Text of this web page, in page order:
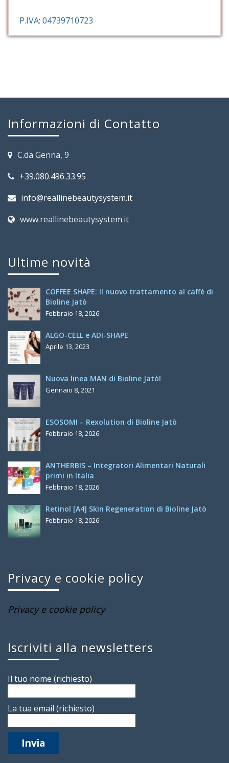
P.IVA: 04739710723
Informazioni di Contatto
C.da Genna, 9
+39.080.496.33.95
info@reallinebeautysystem.it
www.reallinebeautysystem.it
Ultime novità
COFFEE SHAPE: Il nuovo trattamento al caffè di
Bioline Jatò
Febbraio 18, 2026
ALGO-CELL e ADI-SHAPE
Aprile 13, 2023
Nuova linea MAN di Bioline Jatò!
Gennaio 8, 2021
ESOSOMI – Rexolution di Bioline Jatò
Febbraio 18, 2026
ANTHERBIS – Integratori Alimentari Naturali
primi in Italia
Febbraio 18, 2026
Retinol [A4] Skin Regeneration di Bioline Jatò
Febbraio 18, 2026
Privacy e cookie policy
Privacy e cookie policy
Iscriviti alla newsletters
Il tuo nome (richiesto)
La tua email (richiesto)